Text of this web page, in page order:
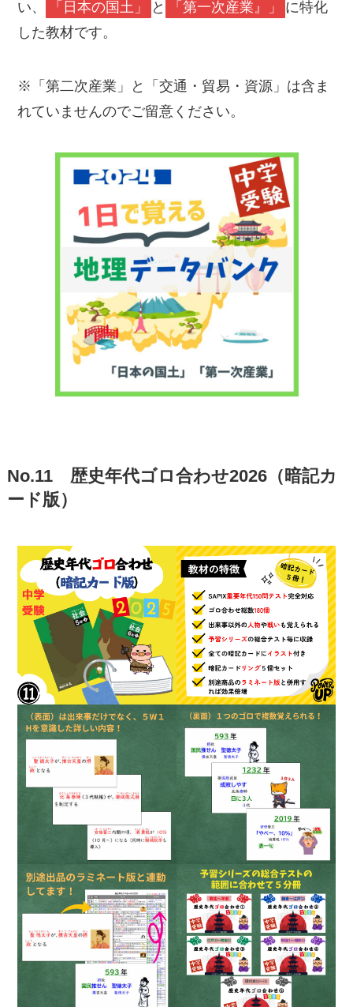
い、 「日本の国土」 と 「第一次産業』」
に特化
した教材です。
※「第二次産業」と「交通・貿易・資源」は含ま
れていませんのでご留意ください。
No.11 歴史年代ゴロ合わせ2026（暗記カ
ード版）